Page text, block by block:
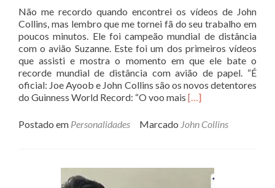
Não me recordo quando encontrei os vídeos de John
Collins, mas lembro que me tornei fã do seu trabalho em
poucos minutos. Ele foi campeão mundial de distância
com o avião Suzanne. Este foi um dos primeiros vídeos
que assisti e mostra o momento em que ele bate o
recorde mundial de distância com avião de papel. “É
oficial: Joe Ayoob e John Collins são os novos detentores
do Guinness World Record: “O voo mais Read
about
distância
[…]
Postado em Personalidades Marcado John Collins